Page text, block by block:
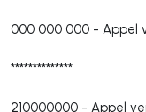
000 000 000 - Appel
**************
210000000 - Appel